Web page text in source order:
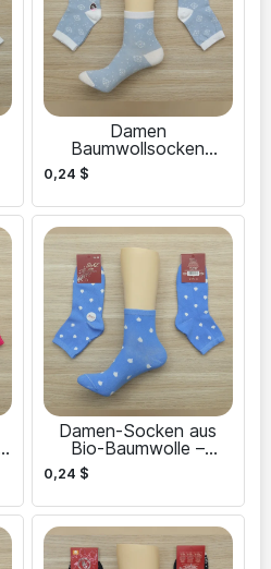
Damen
Baumwollsocken
Schneeflocke
0,24 $
Damen-Socken aus
Bio-Baumwolle –
umweltfreundlich
0,24 $